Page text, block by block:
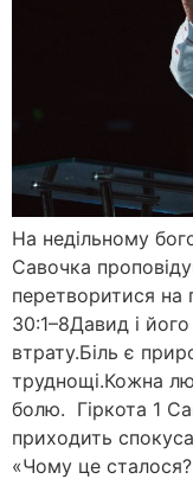
На недільному
Савочка
перетворитися на
30:1–8Давид і
втрату.Біль є
труднощі.Кожна
болю. Гіркота 1
приходить
«Чому це